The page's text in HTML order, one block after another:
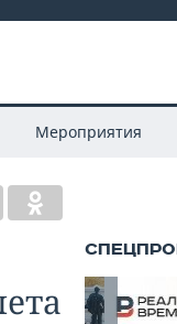
Мероприятия